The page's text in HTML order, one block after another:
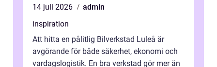
14 juli 2026
admin
inspiration
Att hitta en pålitlig Bilverkstad Luleå är
avgörande för både säkerhet, ekonomi och
vardagslogistik. En bra verkstad gör mer än